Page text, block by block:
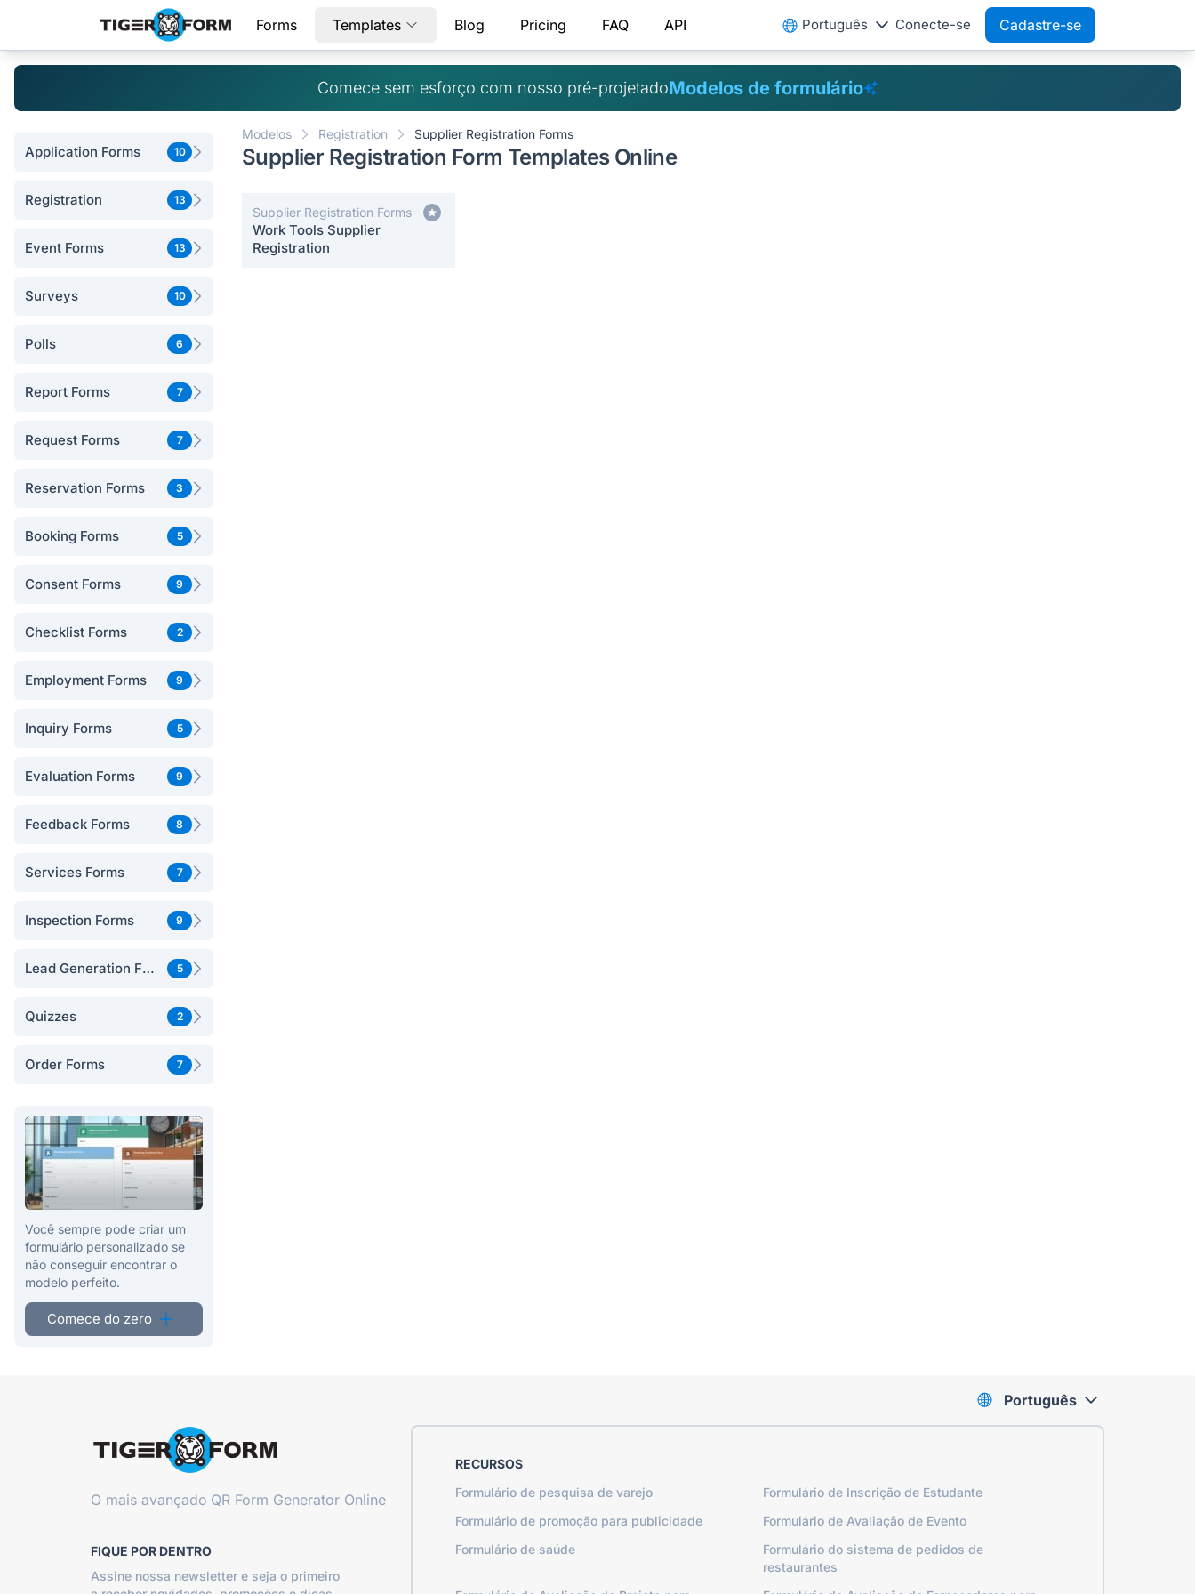
Forms Templates Blog Pricing FAQ API Português Conecte-se Cadastre-se
Comece sem esforço com nosso pré-projetadoModelos de formulário
Application Forms 10
Registration 13
Event Forms 13
Surveys 10
Polls 6
Report Forms 7
Request Forms 7
Reservation Forms 3
Booking Forms 5
Consent Forms 9
Checklist Forms 2
Employment Forms 9
Inquiry Forms 5
Evaluation Forms 9
Feedback Forms 8
Services Forms 7
Inspection Forms 9
Lead Generation Forms 5
Quizzes 2
Order Forms 7
Você sempre pode criar um
formulário personalizado se
não conseguir encontrar o
modelo perfeito.
Comece do zero
Modelos Registration Supplier Registration Forms
Supplier Registration Form Templates Online
Supplier Registration Forms
Work Tools Supplier
Registration
O mais avançado QR Form Generator Online
FIQUE POR DENTRO
Assine nossa newsletter e seja o primeiro
RECURSOS
Formulário de pesquisa de varejo
Formulário de Inscrição de Estudante
Formulário de promoção para publicidade
Formulário de Avaliação de Evento
Formulário de saúde
Formulário do sistema de pedidos de
restaurantes
Português